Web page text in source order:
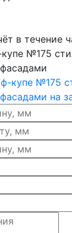
в течение
№175